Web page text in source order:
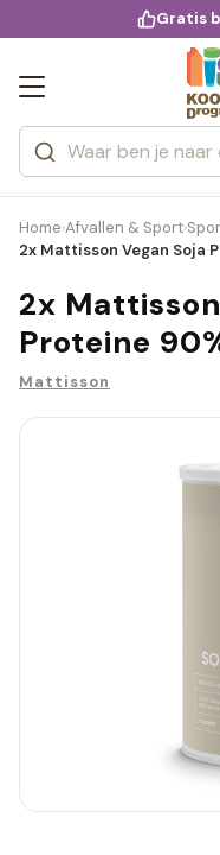
Gratis
Zoeken
Categorieën
Merken
Home›Afvallen & Sport›
2x Mattisson Vegan Soja
2x
Proteine
Mattisson